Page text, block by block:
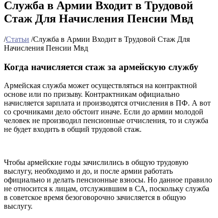
Служба в Армии Входит в Трудовой
Стаж Для Начисления Пенсии Мвд
/Статьи /Служба в Армии Входит в Трудовой Стаж Для
Начисления Пенсии Мвд
Когда начисляется стаж за армейскую службу
Армейская служба может осуществляться на контрактной
основе или по призыву. Контрактникам официально
начисляется зарплата и производятся отчисления в ПФ. А вот
со срочниками дело обстоит иначе. Если до армии молодой
человек не производил пенсионные отчисления, то и служба
не будет входить в общий трудовой стаж.
Чтобы армейские годы зачислились в общую трудовую
выслугу, необходимо и до, и после армии работать
официально и делать пенсионные взносы. Но данное правило
не относится к лицам, отслужившим в СА, поскольку служба
в советское время безоговорочно зачисляется в общую
выслугу.